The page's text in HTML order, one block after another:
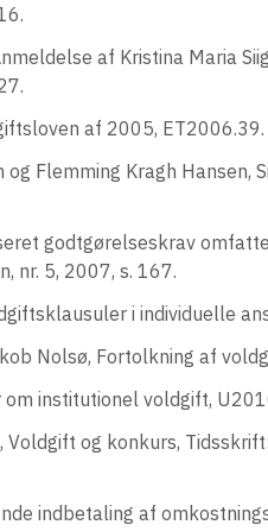
af Kristina Maria
af 2005, ET2006.39.
og Flemming Kragh
godtgørelseskrav
nr. 5, 2007, s. 167.
i individuelle
Nolsø, Fortolkning af
institutionel voldgift,
Voldgift og konkurs,
indbetaling af